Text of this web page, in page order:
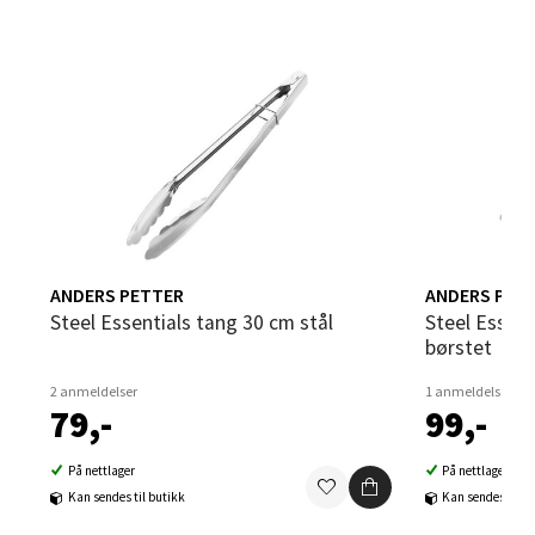
ANDERS PETTER
Steel Essentials tang 30 cm stål
2 anmeldelser
79,-
På nettlager
Kan sendes til butikk
ANDERS
Steel Essentials fiskebenpinsett 12 cm
børstet
1 anmeldelse
99,-
På nettlager
Kan sendes til
Brodtkorbsgate 7, 1338 Sandvika
Sartorvegen 12, 5353 Straume
Åpent i dag 10-18
0 i butikk